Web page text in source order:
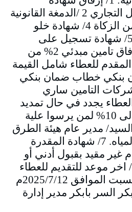
التسجيل من المسجل التجاري 2 /الدمغة القانونية
3 /شهادة إبراء ذمة من الزكاة 4/ شهادة خلو
طرف من الضرائب 5/ شهادة تسجيل على
القيمة المضافة 6/ إرفاق تامين مبدئي 2% من
للعطاء شامل القيمة
بنكي خطاب ضمان بنكي
التامين ساري
يجدد في حال تمديد
فترة العطاء ويكمل الى 10% لمن يرسوا علية
مدير عام هيئة الطرق
والجسور ومصارف المياه. 7/ شهادة المقدرة
العام غير مقيد بقبول أدني أو
أعلى قيمة للعطاء. 9/ اخر موعد للتقديم للعطاء
وفتح الصندوق يوم السبت الموافق 2025/7/12م
بابكر السر بابكر مدير إدارة